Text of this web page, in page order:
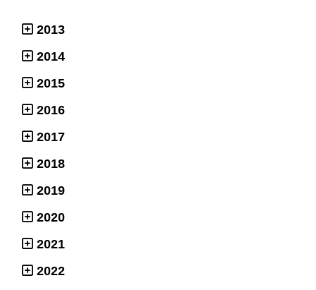
2013
2014
2015
2016
2017
2018
2019
2020
2021
2022